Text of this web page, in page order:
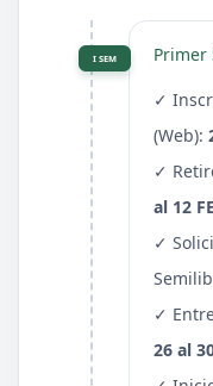
I SEM
Primer
✓
(Web):
✓
al 12
✓
✓
26 al